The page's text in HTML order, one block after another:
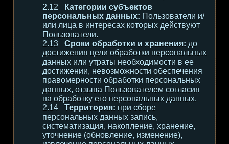
Категории субъектов
персональных данных: Пользователи и/
или лица в интересах которых действуют
Пользователи.
Сроки обработки и хранения: до
достижения цели обработки персональных
данных или утраты необходимости в ее
достижении, невозможности обеспечения
правомерности обработки персональных
данных, отзыва Пользователем согласия
на обработку его персональных данных.
Территория: при сборе
персональных данных запись,
систематизация, накопление, хранение,
уточнение (обновление, изменение),